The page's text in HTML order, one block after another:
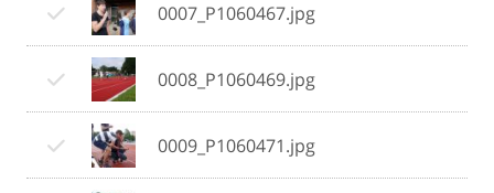
0007_P1060467.jpg
0008_P1060469.jpg
0009_P1060471.jpg